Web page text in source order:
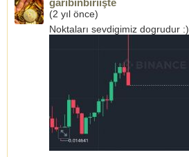
garibinbiriişte
(2 yıl önce)
Noktaları sevdigimiz dogrudur :)